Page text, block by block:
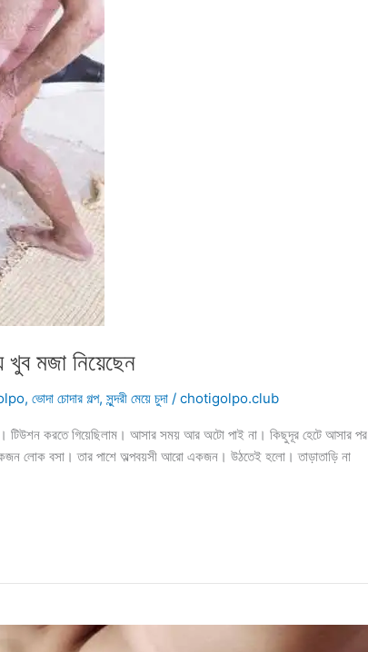
মজা নিয়েছেন
, ভোদা চোদার গল্প, সুন্দরী মেয়ে চুদা / chotigolpo.club
টিউশন করতে গিয়েছিলাম। আসার সময় আর অটো পাই না। কিছুদূর হেটে আসার পর
লোক বসা। তার পাশে অল্পবয়সী আরো একজন। উঠতেই হলো। তাড়াতাড়ি না